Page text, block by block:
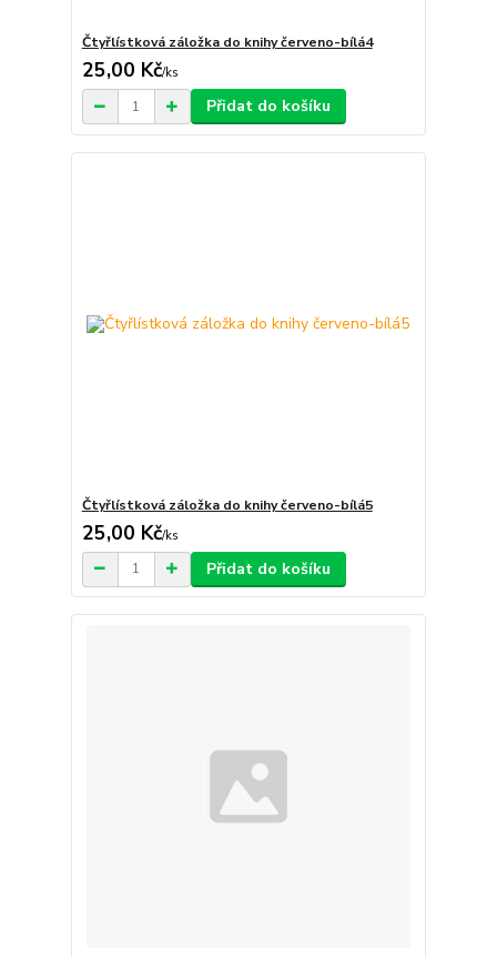
Čtyřlístková záložka do knihy červeno-bílá4
25,00 Kč/ks
Přidat do košíku
Čtyřlístková záložka do knihy červeno-bílá5
25,00 Kč/ks
Přidat do košíku